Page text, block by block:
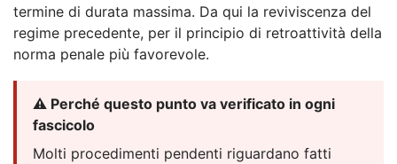
termine di durata massima. Da qui la reviviscenza del
regime precedente, per il principio di retroattività della
norma penale più favorevole.
⚠️ Perché questo punto va verificato in ogni
fascicolo
Molti procedimenti pendenti riguardano fatti